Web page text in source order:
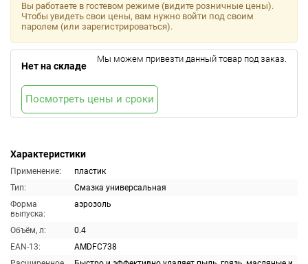
Характеристики
Применение:
пластик
Тип:
Смазка универсальная
Форма
выпуска:
аэрозоль
Объём, л:
0.4
EAN-13:
AMDFC738
Вы работаете в гостевом режиме (видите розничные цены).
Чтобы увидеть свои цены, вам нужно войти под своим
паролем (или зарегистрироваться).
Нет на складе
Мы можем привезти данный товар под заказ.
Посмотреть цены и сроки